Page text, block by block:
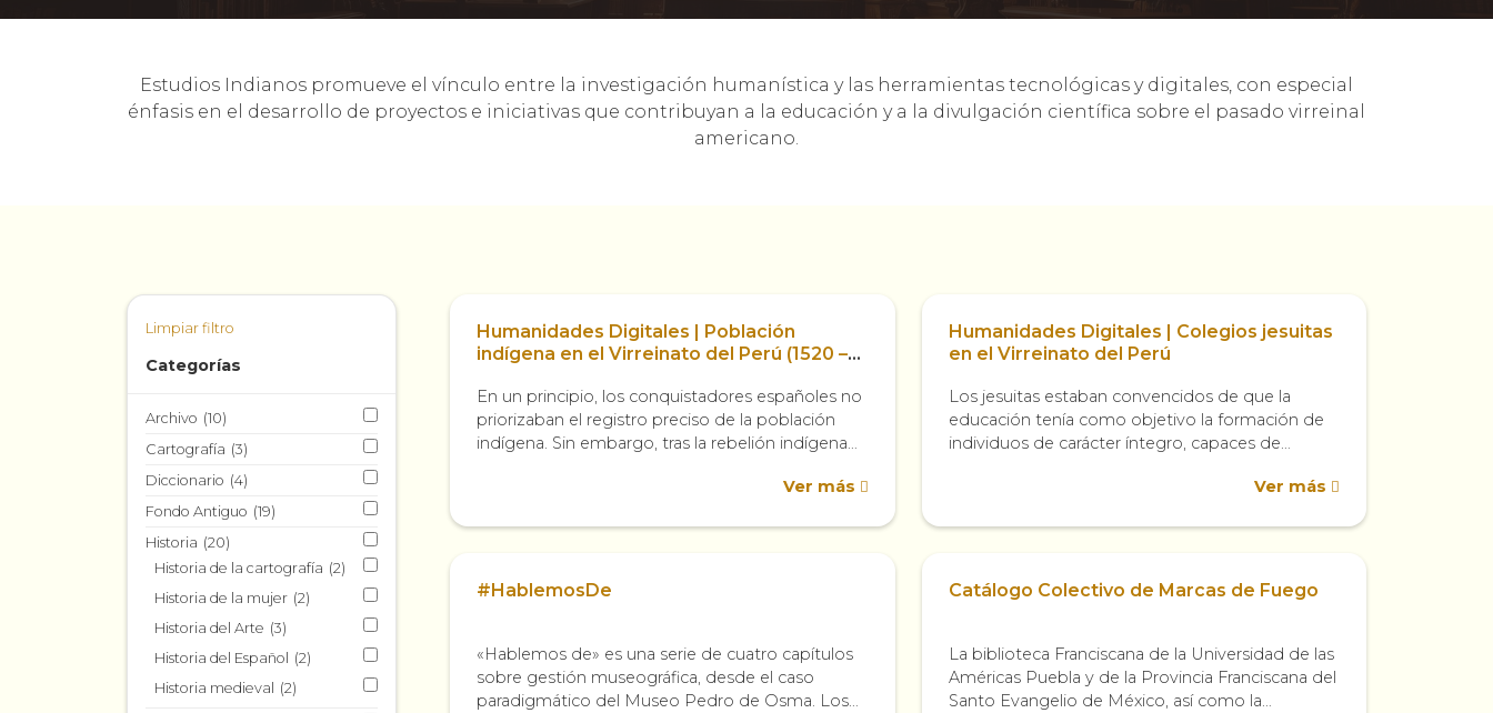
Estudios Indianos promueve el vínculo entre la investigación humanística y las herramientas tecnológicas y digitales, con especial
énfasis en el desarrollo de proyectos e iniciativas que contribuyan a la educación y a la divulgación científica sobre el pasado virreinal
americano.
Limpiar filtro
Categorías
Archivo (10)
Cartografía (3)
Diccionario (4)
Fondo Antiguo (19)
Historia (20)
Historia de la cartografía (2)
Historia de la mujer (2)
Historia del Arte (3)
Historia del Español
(2)
Historia medieval
(2)
Humanidades Digitales | Población
indígena en el Virreinato del Perú (1520 –
En un principio, los conquistadores españoles no
priorizaban el registro preciso de la población
indígena. Sin embargo, tras la rebelión indígena
Ver más
Humanidades Digitales | Colegios jesuitas
en el Virreinato del Perú
Los jesuitas estaban convencidos de que la
educación tenía como objetivo la formación de
individuos de carácter íntegro, capaces de
Ver más
#HablemosDe
«Hablemos de» es una serie de cuatro capítulos
sobre gestión museográfica, desde el caso
paradigmático del Museo Pedro de Osma. Los
Catálogo Colectivo de Marcas de Fuego
La biblioteca Franciscana de la Universidad de las
Américas Puebla y de la Provincia Franciscana del
Santo Evangelio de México, así como la